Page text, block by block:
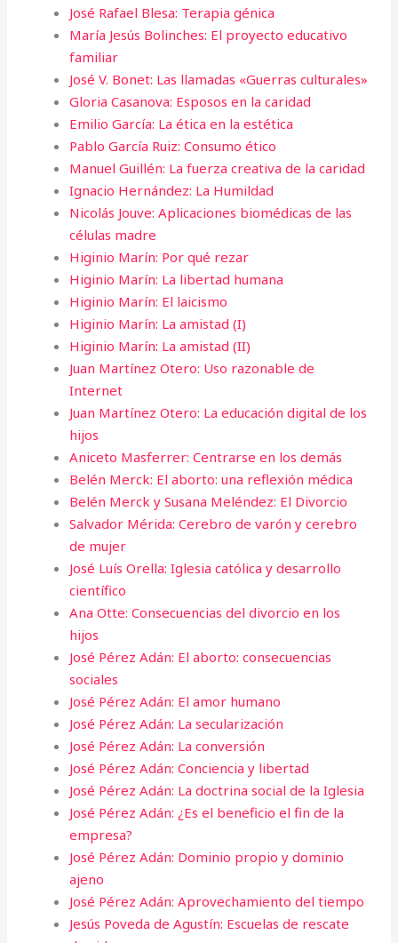
José Rafael Blesa: Terapia génica
María Jesús Bolinches: El proyecto educativo
familiar
José V. Bonet: Las llamadas «Guerras culturales»
Gloria Casanova: Esposos en la caridad
Emilio García: La ética en la estética
Pablo García Ruiz: Consumo ético
Manuel Guillén: La fuerza creativa de la caridad
Ignacio Hernández: La Humildad
Nicolás Jouve: Aplicaciones biomédicas de las
células madre
Higinio Marín: Por qué rezar
Higinio Marín: La libertad humana
Higinio Marín: El laicismo
Higinio Marín: La amistad (I)
Higinio Marín: La amistad (II)
Juan Martínez Otero: Uso razonable de
Internet
Juan Martínez Otero: La educación digital de los
hijos
Aniceto Masferrer: Centrarse en los demás
Belén Merck: El aborto: una reflexión médica
Belén Merck y Susana Meléndez: El Divorcio
Salvador Mérida: Cerebro de varón y cerebro
de mujer
José Luís Orella: Iglesia católica y desarrollo
científico
Ana Otte: Consecuencias del divorcio en los
hijos
José Pérez Adán: El aborto: consecuencias
sociales
José Pérez Adán: El amor humano
José Pérez Adán: La secularización
José Pérez Adán: La conversión
José Pérez Adán: Conciencia y libertad
José Pérez Adán: La doctrina social de la Iglesia
José Pérez Adán: ¿Es el beneficio el fin de la
empresa?
José Pérez Adán: Dominio propio y dominio
ajeno
José Pérez Adán: Aprovechamiento del tiempo
Jesús Poveda de Agustín: Escuelas de rescate